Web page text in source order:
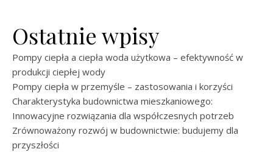
Ostatnie wpisy
Pompy ciepła a ciepła woda użytkowa – efektywność w
produkcji ciepłej wody
Pompy ciepła w przemyśle – zastosowania i korzyści
Charakterystyka budownictwa mieszkaniowego:
Innowacyjne rozwiązania dla współczesnych potrzeb
Zrównoważony rozwój w budownictwie: budujemy dla
przyszłości